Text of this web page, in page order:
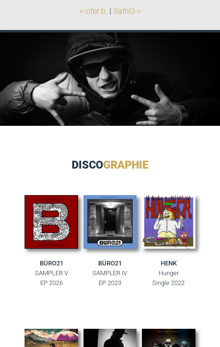
<-ofer b. SafriO->
DISCOGRAPHIE
BÜRO21
SAMPLER V
EP 2026
BÜRO21
SAMPLER IV
EP 2023
HENK
Hunger
Single 2022